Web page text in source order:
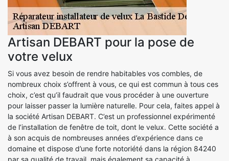
Artisan DEBART pour la pose de
votre velux
Si vous avez besoin de rendre habitables vos combles, de
nombreux choix s’offrent à vous, ce qui est commun à tous ces
choix, c’est qu’il faudrait que vous procéder à une ouverture
pour laisser passer la lumière naturelle. Pour cela, faites appel à
la société Artisan DEBART. C’est un professionnel expérimenté
de l’installation de fenêtre de toit, dont le velux. Cette société a
à son acquis de nombreuses années d’expérience dans ce
domaine et dispose d’une forte notoriété dans la région 84240
par sa qualité de travail, mais également sa capacité à